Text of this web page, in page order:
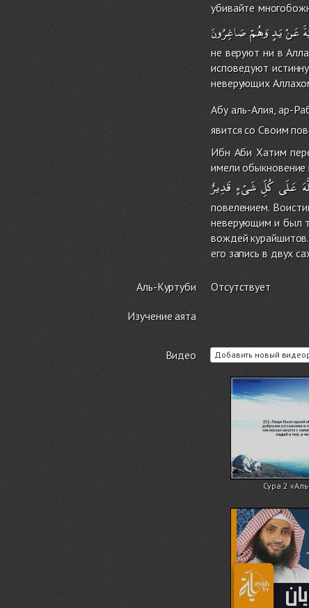
убивайте
عَنْيَدٍوَهُمْصَاغِرُونَ
не веруют ни в
исповедуют
неверующих
Абу аль-Алия, ар-
явится со Своим
Ибн Аби Хатим
имели
عَلَى كُلِّ شَىْءٍ قَدِيرٌ
повелением.
неверующим и был
вождей
его запись в двух
Аль-Куртуби Отсутствует
Изучение аята
Видео Добавить новый
Сура 2